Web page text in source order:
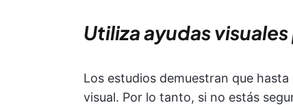
Utiliza ayudas
Los estudios demuestran que hasta
visual. Por lo tanto, si no estás